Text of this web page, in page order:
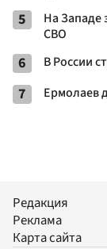
5
На Западе
СВО
6 В России
7 Ермолаев
Редакция
Реклама
Карта сайта